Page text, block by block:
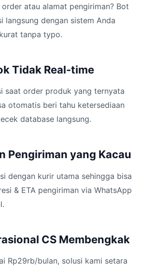
atau alamat pengiriman? Bot
langsung dengan sistem Anda
tanpa typo.
Tidak Real-time
saat order produk yang ternyata
otomatis beri tahu ketersediaan
database langsung.
Pengiriman yang Kacau
dengan kurir utama sehingga bisa
& ETA pengiriman via WhatsApp
CS Membengkak
Rp29rb/bulan, solusi kami setara